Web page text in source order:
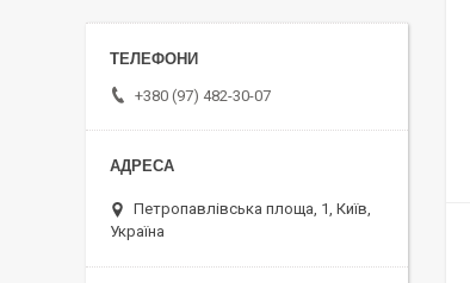
+380 (97) 482-30-07
Петропавлівська площа, 1, Київ,
Україна